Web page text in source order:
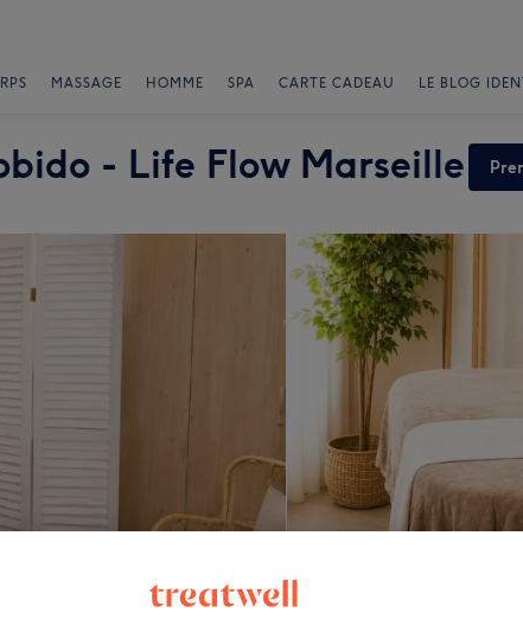
MASSAGE HOMME SPA CARTE CADEAU LE BLOG
- Life Flow Marseille